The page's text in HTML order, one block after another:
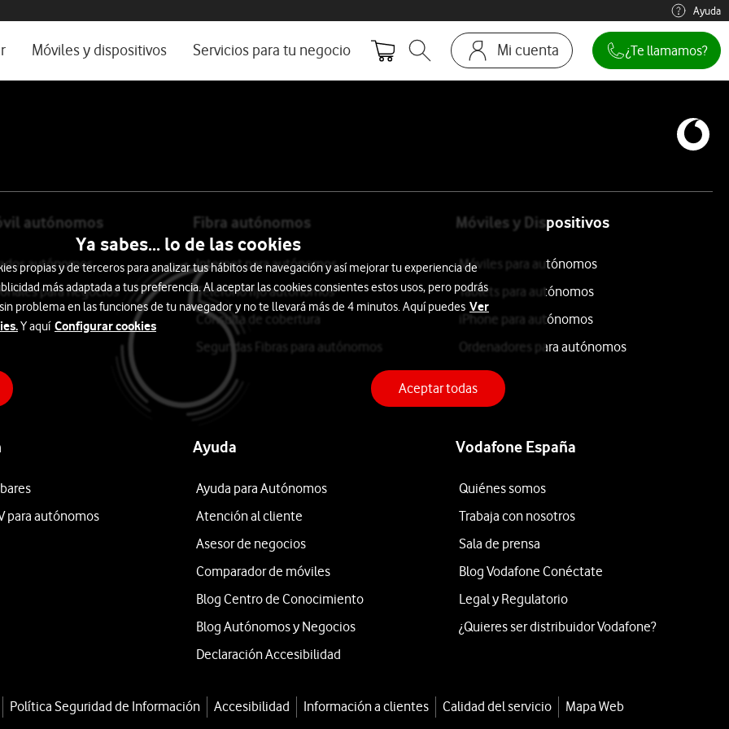
ayuda e idioma Ayuda
Móviles y dispositivos Servicios para tu negocio
Abrir buscador. Abre en ventana modal
Mi cuenta
Ir a la pagina acceso clientes
¿Te llamamos?
autónomos
autónomos
para negocios
Fibra autónomos
Internet para autónomos
Teléfono fijo autónomos
Consulta de cobertura
Segundas Fibras para autónomos
Móviles y Dispositivos
Móviles para autónomos
Tablets para autónomos
iPhone para autónomos
Ordenadores para autónomos
para autónomos
Ayuda
Ayuda para Autónomos
Atención al cliente
Asesor de negocios
Comparador de móviles
Blog Centro de Conocimiento
Blog Autónomos y Negocios
Declaración Accesibilidad
Vodafone España
Quiénes somos
Trabaja con nosotros
Sala de prensa
Blog Vodafone Conéctate
Legal y Regulatorio
¿Quieres ser distribuidor Vodafone?
Política Seguridad de Información Accesibilidad Información a clientes Calidad del servicio
Mapa Web
Ya sabes... lo de las cookies
propias y de terceros para analizar tus hábitos de navegación y así mejorar tu experiencia de
más adaptada a tus preferencia. Al aceptar las cookies consientes estos usos, pero podrás
problema en las funciones de tu navegador y no te llevará más de 4 minutos. Aquí puedes Ver
Y aquí Configurar cookies
Aceptar todas